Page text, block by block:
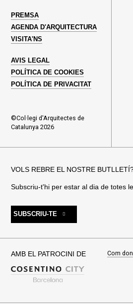
PREMSA
AGENDA D'ARQUITECTURA
VISITA'NS
AVIS LEGAL
POLÍTICA DE COOKIES
POLÍTICA DE PRIVACITAT
©Col·legi d'Arquitectes de
Catalunya 2026
VOLS REBRE EL NOSTRE
Subscriu-t'hi per estar al dia de totes
SUBSCRIU-TE
AMB EL PATROCINI DE Com